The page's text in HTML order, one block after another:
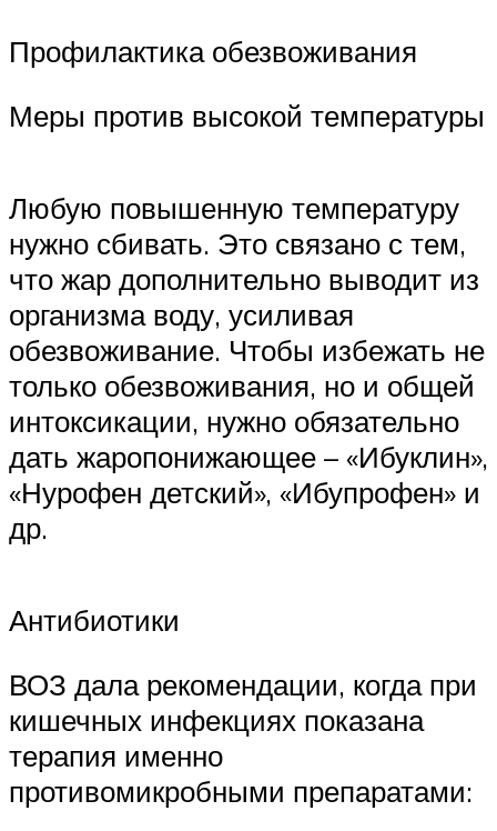
Профилактика обезвоживания
Меры против высокой температуры
Любую повышенную температуру
нужно сбивать. Это связано с тем,
что жар дополнительно выводит из
организма воду, усиливая
обезвоживание. Чтобы избежать не
только обезвоживания, но и общей
интоксикации, нужно обязательно
дать жаропонижающее – «Ибуклин»,
«Нурофен детский», «Ибупрофен» и
др.
Антибиотики
ВОЗ дала рекомендации, когда при
кишечных инфекциях показана
терапия именно
противомикробными препаратами: